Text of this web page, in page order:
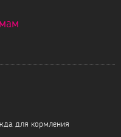
для кормления